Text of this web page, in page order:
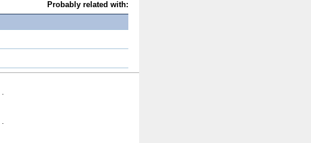
Probably related with:
.